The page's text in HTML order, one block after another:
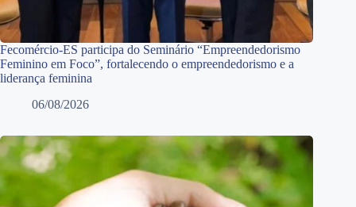
Fecomércio-ES participa do Seminário “Empreendedorismo
Feminino em Foco”, fortalecendo o empreendedorismo e a
liderança feminina
06/08/2026